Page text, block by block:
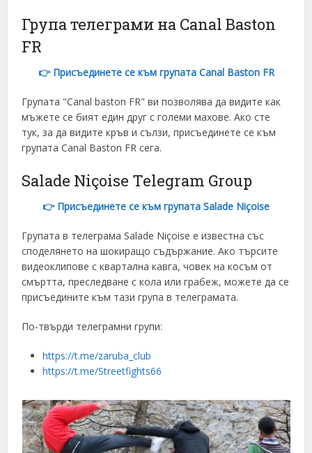
Група телеграми на Canal Baston
FR
👉 Присъединете се към групата Canal Baston FR
Групата "Canal baston FR" ви позволява да видите как
мъжете се бият един друг с големи махове. Ако сте
тук, за да видите кръв и сълзи, присъединете се към
групата Canal Baston FR сега.
Salade Niçoise Telegram Group
👉 Присъединете се към групата Salade Niçoise
Групата в телеграма Salade Niçoise е известна със
споделянето на шокиращо съдържание. Ако търсите
видеоклипове с квартална кавга, човек на косъм от
смъртта, преследване с кола или грабеж, можете да се
присъедините към тази група в телеграмата.
По-твърди телеграмни групи:
https://t.me/zaruba_club
https://t.me/Streetfights66